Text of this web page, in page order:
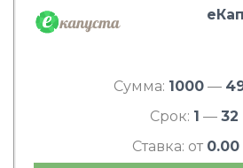
Сумма: 1000 —
Срок: 1 — 32
Ставка: от 0.00